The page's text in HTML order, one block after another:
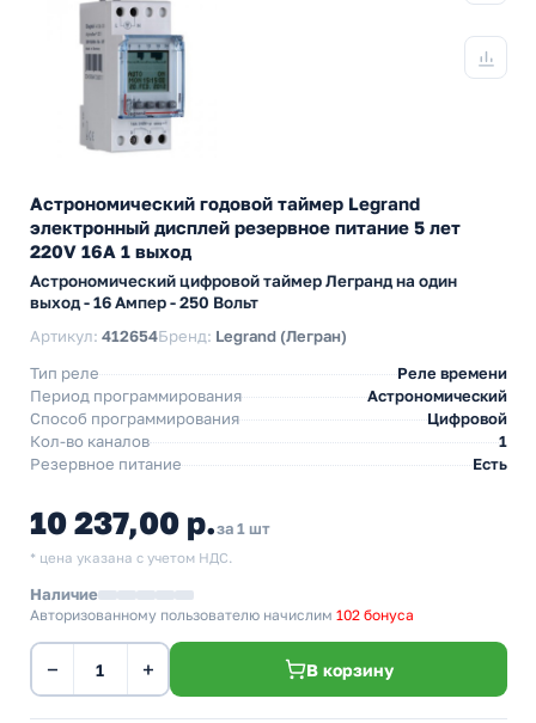
Астрономический годовой таймер Legrand
электронный дисплей резервное питание 5 лет
220V 16А 1 выход
Астрономический цифровой таймер Легранд на один
выход - 16 Ампер - 250 Вольт
Артикул: 412654Бренд: Legrand (Легран)
Тип реле
Реле времени
Период программирования
Астрономический
Способ программирования
Цифровой
Кол-во каналов
1
Резервное питание
Есть
10 237,00 р.за 1 шт
* цена указана с учетом НДС.
Наличие
Авторизованному пользователю начислим 102 бонуса
− + В корзину